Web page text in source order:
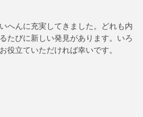
へんに充実してきました。どれも内
たびに新しい発見があります。いろ
役立ていただければ幸いです。